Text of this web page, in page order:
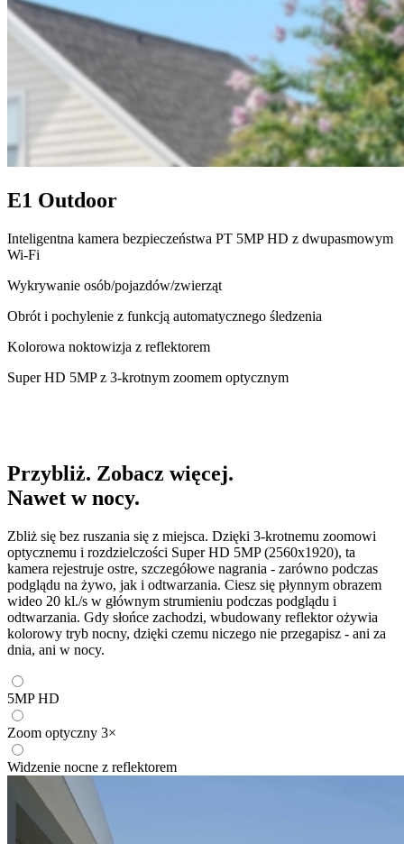
E1 Outdoor
Inteligentna kamera bezpieczeństwa PT 5MP HD z dwupasmowym
Wi-Fi
Wykrywanie osób/pojazdów/zwierząt
Obrót i pochylenie z funkcją automatycznego śledzenia
Kolorowa noktowizja z reflektorem
Super HD 5MP z 3-krotnym zoomem optycznym
Przybliż. Zobacz więcej.
Nawet w nocy.
Zbliż się bez ruszania się z miejsca. Dzięki 3-krotnemu zoomowi
optycznemu i rozdzielczości Super HD 5MP (2560x1920), ta
kamera rejestruje ostre, szczegółowe nagrania - zarówno podczas
podglądu na żywo, jak i odtwarzania. Ciesz się płynnym obrazem
wideo 20 kl./s w głównym strumieniu podczas podglądu i
odtwarzania. Gdy słońce zachodzi, wbudowany reflektor ożywia
kolorowy tryb nocny, dzięki czemu niczego nie przegapisz - ani za
dnia, ani w nocy.
5MP HD
Zoom optyczny 3×
Widzenie nocne z reflektorem